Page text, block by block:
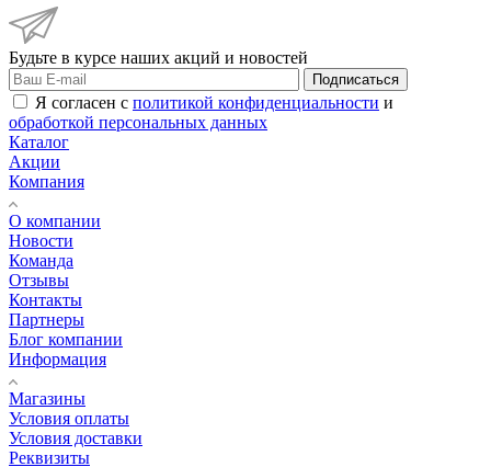
Будьте в курсе наших акций и новостей
Подписаться
Я согласен с политикой конфиденциальности и
обработкой персональных данных
Каталог
Акции
Компания
О компании
Новости
Команда
Отзывы
Контакты
Партнеры
Блог компании
Информация
Магазины
Условия оплаты
Условия доставки
Реквизиты